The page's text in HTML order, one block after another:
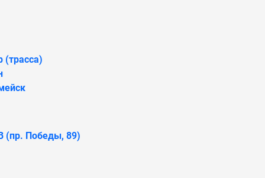
(трасса)
(пр. Победы, 89)